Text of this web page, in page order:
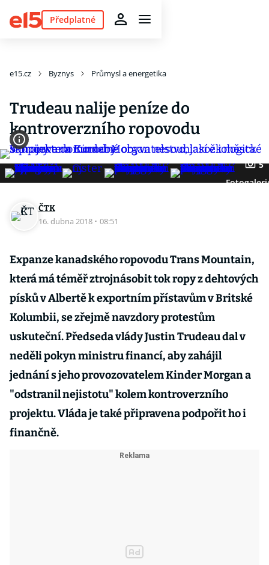
Předplatné
e15.cz Byznys Průmysl a energetika
Trudeau nalije peníze do
kontroverzního ropovodu
5
ČTK
16. dubna 2018 · 08:51
Expanze kanadského ropovodu Trans Mountain,
která má téměř ztrojnásobit tok ropy z dehtových
písků v Albertě k exportním přístavům v Britské
Kolumbii, se zřejmě navzdory protestům
uskuteční. Předseda vlády Justin Trudeau dal v
neděli pokyn ministru financí, aby zahájil
jednání s jeho provozovatelem Kinder Morgan a
"odstranil nejistotu" kolem kontroverzního
projektu. Vláda je také připravena podpořit ho i
finančně.